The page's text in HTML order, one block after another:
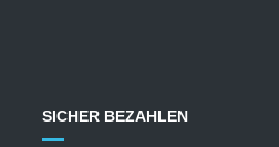
SICHER BEZAHLEN